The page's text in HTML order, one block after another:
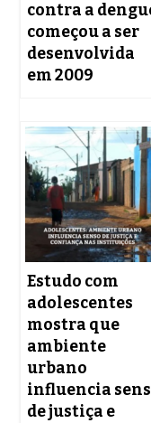
contra a
começou a ser
desenvolvida
em 2009
Estudo com
adolescentes
mostra que
ambiente
urbano
influencia
de justiça e